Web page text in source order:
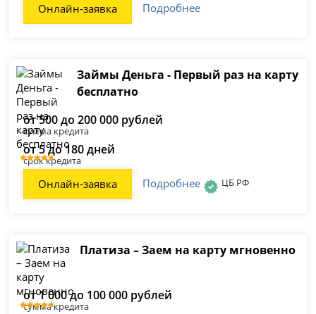
Онлайн-заявка Подробнее
Займы Деньга - Первый раз на карту
бесплатно
от 500 до 200 000 рублей
сумма кредита
от 5 до 180 дней
срок кредита
Онлайн-заявка Подробнее ЦБ РФ
Платиза – Заем на карту мгновенно
от 1 000 до 100 000 рублей
сумма кредита